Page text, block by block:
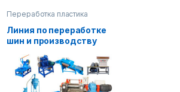
Переработка пластика
Линия по переработке
шин и производству